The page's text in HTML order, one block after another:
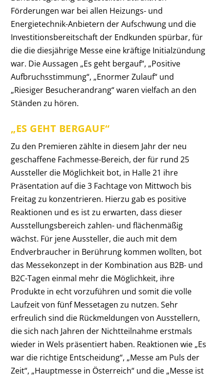
Förderungen war bei allen Heizungs- und
Energietechnik-Anbietern der Aufschwung und die
Investitionsbereitschaft der Endkunden spürbar, für
die die diesjährige Messe eine kräftige Initialzündung
war. Die Aussagen „Es geht bergauf“, „Positive
Aufbruchsstimmung“, „Enormer Zulauf“ und
„Riesiger Besucherandrang“ waren vielfach an den
Ständen zu hören.
„ES GEHT BERGAUF“
Zu den Premieren zählte in diesem Jahr der neu
geschaffene Fachmesse-Bereich, der für rund 25
Aussteller die Möglichkeit bot, in Halle 21 ihre
Präsentation auf die 3 Fachtage von Mittwoch bis
Freitag zu konzentrieren. Hierzu gab es positive
Reaktionen und es ist zu erwarten, dass dieser
Ausstellungsbereich zahlen- und flächenmäßig
wächst. Für jene Aussteller, die auch mit dem
Endverbraucher in Berührung kommen wollten, bot
das Messekonzept in der Kombination aus B2B- und
B2C-Tagen einmal mehr die Möglichkeit, ihre
Produkte in echt vorzuführen und somit die volle
Laufzeit von fünf Messetagen zu nutzen. Sehr
erfreulich sind die Rückmeldungen von Ausstellern,
die sich nach Jahren der Nichtteilnahme erstmals
wieder in Wels präsentiert haben. Reaktionen wie „Es
war die richtige Entscheidung“, „Messe am Puls der
Zeit“, „Hauptmesse in Österreich“ und die „Messe ist